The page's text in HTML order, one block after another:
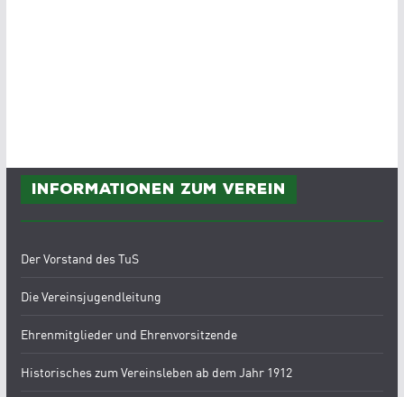
Informationen zum Verein
Der Vorstand des TuS
Die Vereinsjugendleitung
Ehrenmitglieder und Ehrenvorsitzende
Historisches zum Vereinsleben ab dem Jahr 1912